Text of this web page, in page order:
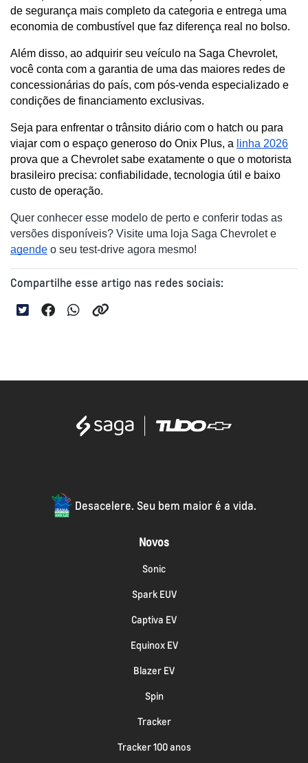
de segurança mais completo da categoria e entrega uma
economia de combustível que faz diferença real no bolso.
Além disso, ao adquirir seu veículo na Saga Chevrolet,
você conta com a garantia de uma das maiores redes de
concessionárias do país, com pós-venda especializado e
condições de financiamento exclusivas.
Seja para enfrentar o trânsito diário com o hatch ou para
viajar com o espaço generoso do Onix Plus, a linha 2026
prova que a Chevrolet sabe exatamente o que o motorista
brasileiro precisa: confiabilidade, tecnologia útil e baixo
custo de operação.
Quer conhecer esse modelo de perto e conferir todas as
versões disponíveis? Visite uma loja Saga Chevrolet e
agende o seu test-drive agora mesmo!
Compartilhe esse artigo nas redes sociais:
Desacelere. Seu bem maior é a vida.
Novos
Sonic
Spark EUV
Captiva EV
Equinox EV
Blazer EV
Spin
Tracker
Tracker 100 anos